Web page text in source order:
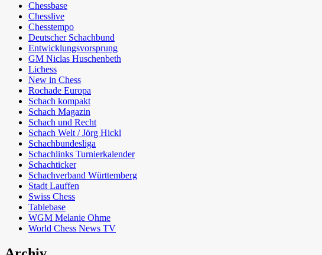
Chessbase
Chesslive
Chesstempo
Deutscher Schachbund
Entwicklungsvorsprung
GM Niclas Huschenbeth
Lichess
New in Chess
Rochade Europa
Schach kompakt
Schach Magazin
Schach und Recht
Schach Welt / Jörg Hickl
Schachbundesliga
Schachlinks Turnierkalender
Schachticker
Schachverband Württemberg
Stadt Lauffen
Swiss Chess
Tablebase
WGM Melanie Ohme
World Chess News TV